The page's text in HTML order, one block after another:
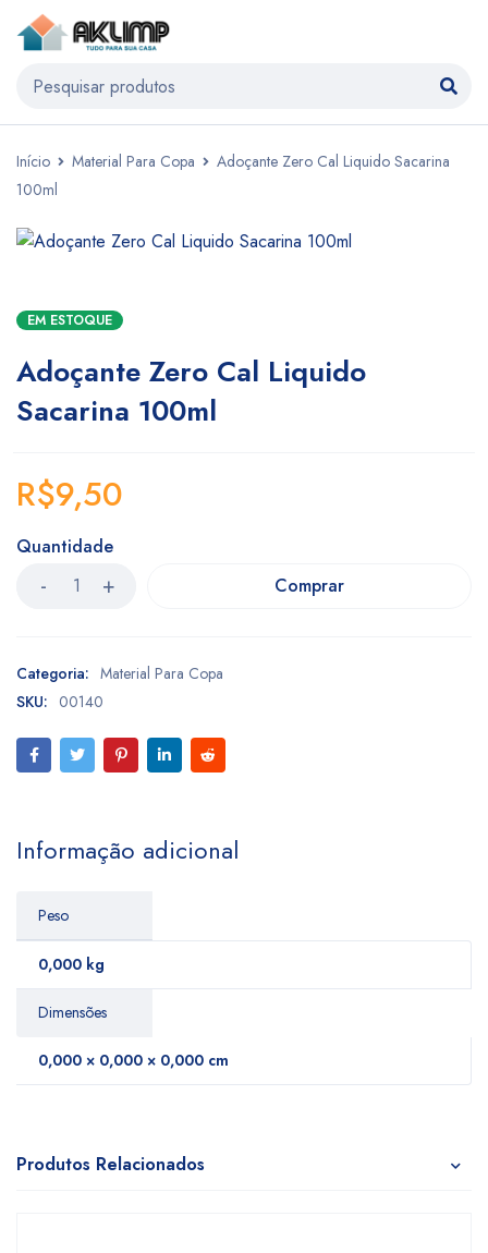
Início Material Para Copa
Adoçante Zero Cal Liquido Sacarina
100ml
EM ESTOQUE
Adoçante Zero Cal Liquido
Sacarina 100ml
R$9,50
Quantidade
Comprar
Categoria: Material Para Copa
SKU: 00140
Informação adicional
Peso
0,000 kg
Dimensões
0,000 × 0,000 × 0,000 cm
Produtos Relacionados